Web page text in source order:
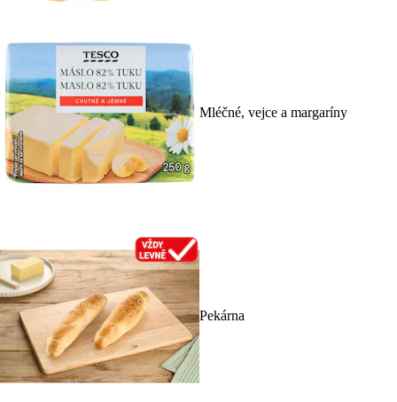
Mléčné, vejce a margaríny
Pekárna